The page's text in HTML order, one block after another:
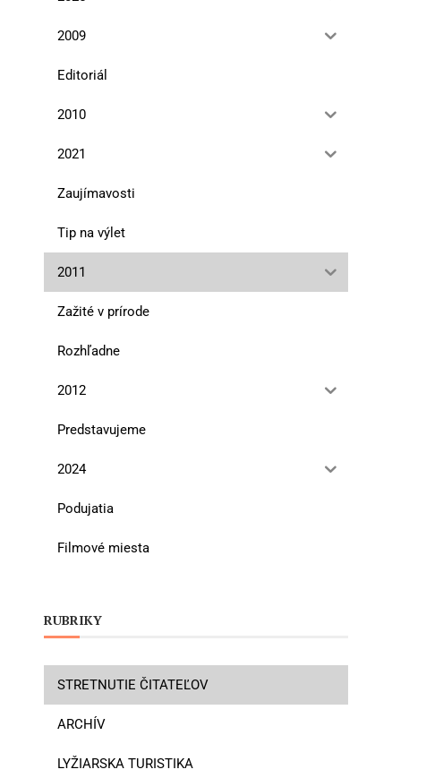
2009
Editoriál
2010
2021
Zaujímavosti
Tip na výlet
2011
Zažité v prírode
Rozhľadne
2012
Predstavujeme
2024
Podujatia
Filmové miesta
RUBRIKY
STRETNUTIE ČITATEĽOV
ARCHÍV
LYŽIARSKA TURISTIKA